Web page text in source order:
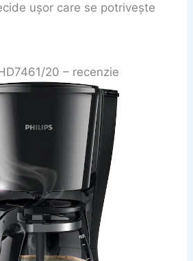
ușor care se potrivește
20 – recenzie